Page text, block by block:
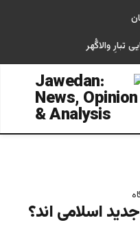
تبارِ والاگُهر
اسلامی اند؟